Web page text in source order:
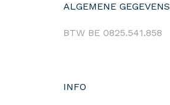
ALGEMENE GEGEVENS
BTW BE 0825.541.858
INFO